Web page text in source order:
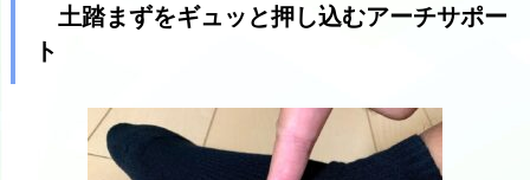
土踏まずをギュッと押し込むアーチサポー
ト